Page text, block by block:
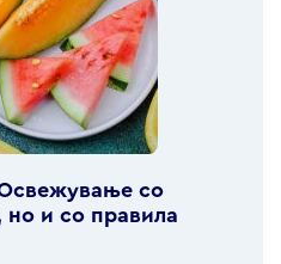
со
но и со правила